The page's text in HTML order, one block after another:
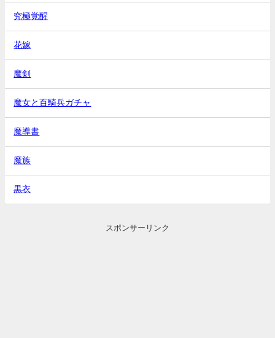
究極覚醒
花嫁
魔剣
魔女と百騎兵ガチャ
魔導書
魔族
黒衣
スポンサーリンク